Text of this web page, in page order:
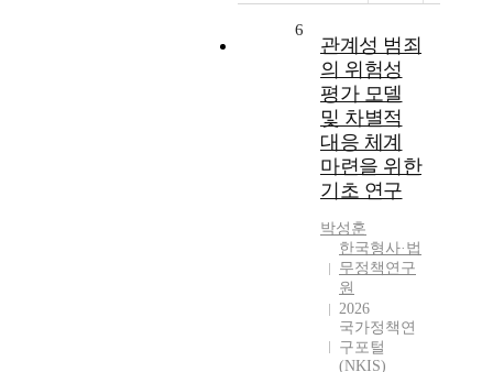
6
관계성 범죄
의 위험성
평가 모델
및 차별적
대응 체계
마련을 위한
기초 연구
박성훈
한국형사·법
무정책연구
원
2026
국가정책연
구포털
(NKIS)